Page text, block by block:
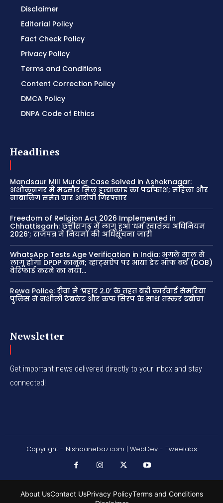
Disclaimer
Editorial Policy
Fact Check Policy
Privacy Policy
Terms and Conditions
Content Correction Policy
DMCA Policy
DNPA Code of Ethics
Headlines
Mandsaur Mill Murder Case Solved in Ashoknagar:
अशोकनगर में मंदसौर मिल हत्याकांड का पर्दाफाश; महिला और
नाबालिग समेत चार आरोपी गिरफ्तार
Freedom of Religion Act 2026 Implemented in
Chhattisgarh: छत्तीसगढ़ में लागू हुआ ‘धर्म स्वातंत्र्य अधिनियम
2026’; राजपत्र में नियमों की अधिसूचना जारी
WhatsApp Tests Age Verification in India: अगले साल से
लागू होगा DPDP कानून; व्हाट्सऐप पर आया डेट ऑफ बर्थ (DOB)
वेरिफाई करने का नया...
Rewa Police: रीवा में ‘प्रहार 2.0’ के तहत बड़ी कार्रवाई सेमरिया
पुलिस ने नशीली टेबलेट और कफ सिरप के साथ तस्कर दबोचा
Newsletter
Get important news delivered directly to your inbox and stay
connected!
Copyright - Nishaanebaz.com | WebDev - Tweelabs
About UsContact UsPrivacy PolicyTerms and Conditions